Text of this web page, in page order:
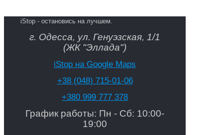
iStop - остановись на лучшем.
г. Одесса, ул. Генуэзская, 1/1
(ЖК "Эллада")
iStop на Google Maps
+38 (048) 715-01-06
+380 999 777 378
График работы: Пн - Сб: 10:00-
19:00